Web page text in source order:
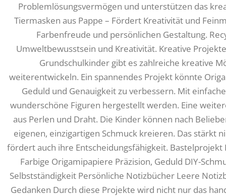
Problemlösungsvermögen und unterstützen das
Tiermasken aus Pappe – Fördert Kreativität und
Farbenfreude und persönlichen Gestaltung.
Umweltbewusstsein und Kreativität. Kreative
Grundschulkinder gibt es zahlreiche kreative
weiterentwickeln. Ein spannendes Projekt könnte
Geduld und Genauigkeit zu verbessern. Mit
wunderschöne Figuren hergestellt werden. Eine
aus Perlen und Draht. Die Kinder können nach
eigenen, einzigartigen Schmuck kreieren. Das stärkt
fördert auch ihre Entscheidungsfähigkeit.
Farbige Origamipapiere Präzision, Geduld DIY-
Selbstständigkeit Persönliche Notizbücher Leere
Gedanken Durch diese Projekte wird nicht nur das